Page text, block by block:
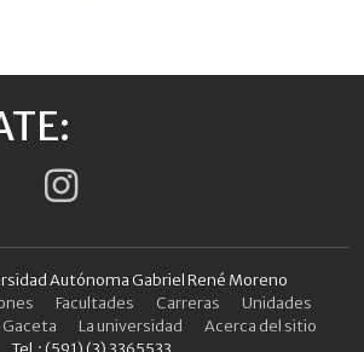
Autónoma Gabriel René Moreno
Facultades Carreras
Unidades
Gaceta La universidad
Acerca del sitio